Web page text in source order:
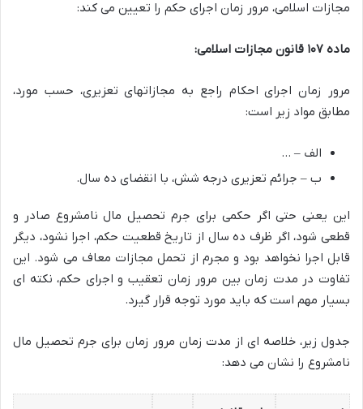
مجازات اسلامی، مرور زمان اجرای حکم را تعیین می کند:
ماده ۱۰۷ قانون مجازات اسلامی:
مرور زمان اجرای احکام راجع به مجازاتهای تعزیری، حسب مورد،
مطابق مواد زیر است:
الف – …
ب – جرائم تعزیری درجه شش، با انقضای ده سال.
این یعنی حتی اگر حکمی برای جرم تحصیل مال نامشروع صادر و
قطعی شود، اگر ظرف ده سال از تاریخ قطعیت حکم، اجرا نشود، دیگر
قابل اجرا نخواهد بود و مجرم از تحمل مجازات معاف می شود. این
تفاوت در مدت زمان بین مرور زمان تعقیب و اجرای حکم، نکته ای
بسیار مهم است که باید مورد توجه قرار گیرد.
جدول زیر، خلاصه ای از مدت زمان مرور زمان برای جرم تحصیل مال
نامشروع را نشان می دهد: